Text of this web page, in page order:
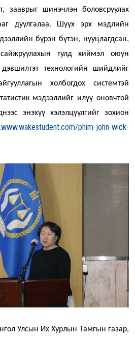
зааврыг шинэчлэн боловсруулах
дуулгалаа.
Шүүх эрх мэдлийн
бүрэн бүтэн, нууцлагдсан,
тулд хиймэл оюун
технологийн шийдлийг
холбогдох системтэй
мэдээллийг илүү оновчтой
энэхүү хэлэлцүүлгийг зохион
www.wakestudent.com/phim-john-wick-
Улсын Их Хурлын Тамгын газар,